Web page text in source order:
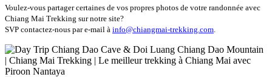
Voulez-vous partager certaines de vos propres photos de votre randonnée avec
Chiang Mai Trekking sur notre site?
SVP contactez-nous par e-mail à info@chiangmai-trekking.com.